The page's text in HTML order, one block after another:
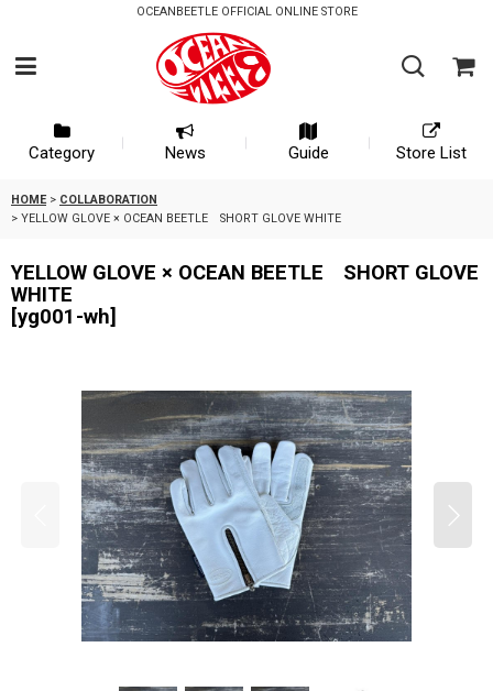
OCEANBEETLE OFFICIAL ONLINE STORE
Category News Guide Store List
HOME > COLLABORATION
> YELLOW GLOVE × OCEAN BEETLE SHORT GLOVE WHITE
YELLOW GLOVE × OCEAN BEETLE SHORT GLOVE
WHITE
[yg001-wh]